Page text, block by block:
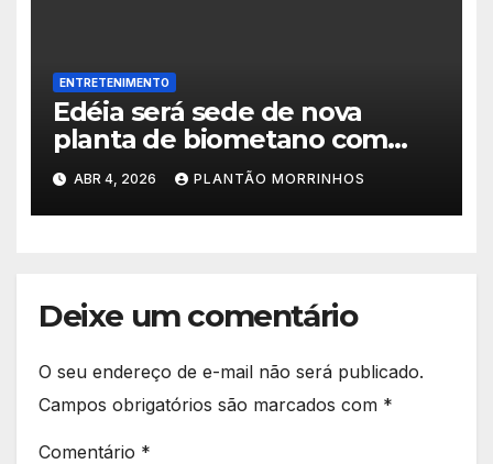
ENTRETENIMENTO
Edéia será sede de nova
planta de biometano com
investimento de R$ 245
milhões
ABR 4, 2026 PLANTÃO MORRINHOS
Deixe um comentário
O seu endereço de e-mail não será publicado.
Campos obrigatórios são marcados com *
Comentário *